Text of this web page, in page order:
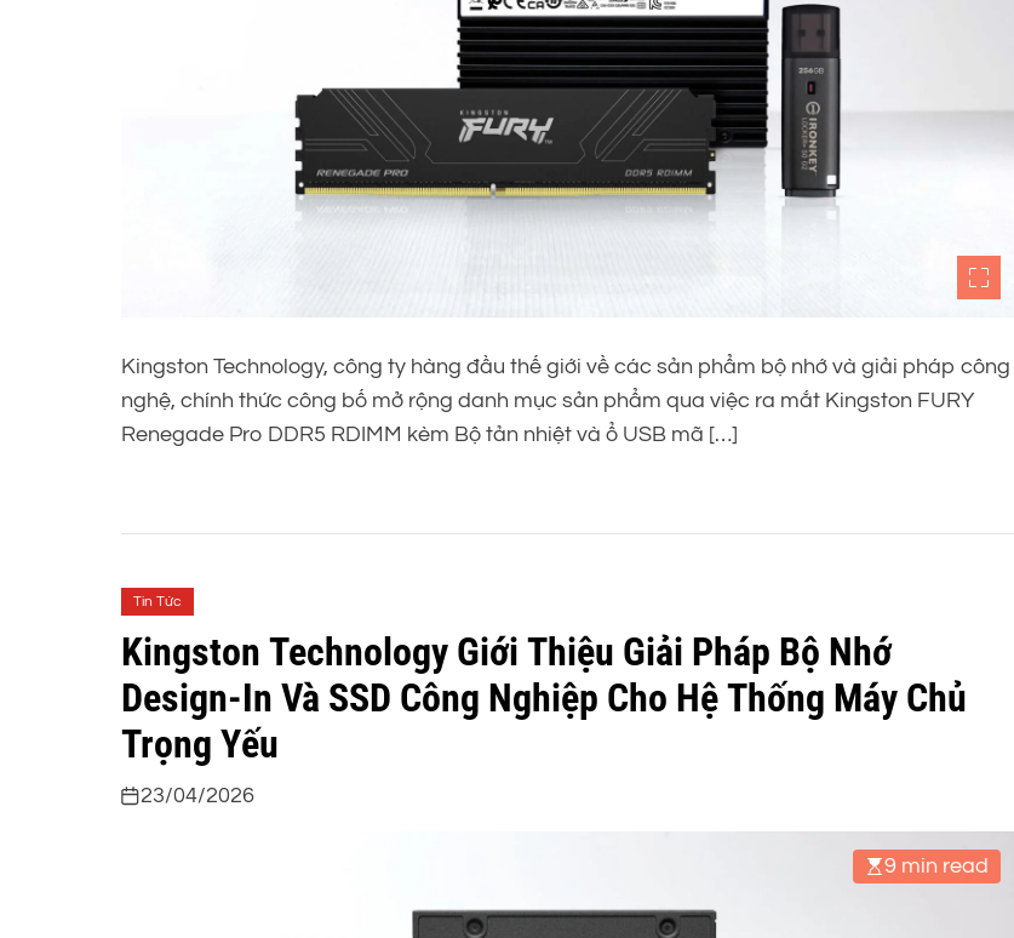
Kingston Technology, công ty hàng đầu thế giới về các sản phẩm bộ nhớ và giải pháp công
nghệ, chính thức công bố mở rộng danh mục sản phẩm qua việc ra mắt Kingston FURY
Renegade Pro DDR5 RDIMM kèm Bộ tản nhiệt và ổ USB mã […]
Tin Tức
Kingston Technology Giới Thiệu Giải Pháp Bộ Nhớ
Design-In Và SSD Công Nghiệp Cho Hệ Thống Máy Chủ
Trọng Yếu
23/04/2026
9 min read